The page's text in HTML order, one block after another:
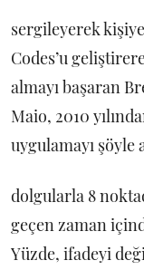
sergileyerek
Codes’u
almayı başaran
Maio, 2010
uygulamayı şöyle
dolgularla 8
geçen zaman
Yüzde, ifadeyi